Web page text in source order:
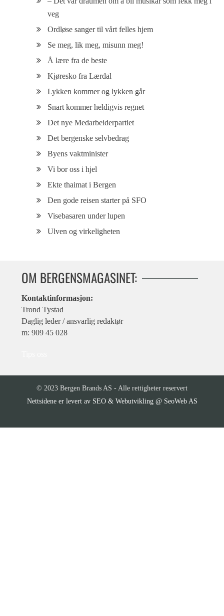
veg
Ordløse sanger til vårt felles hjem
Se meg, lik meg, misunn meg!
Å lære fra de beste
Kjøresko fra Lærdal
Lykken kommer og lykken går
Snart kommer heldigvis regnet
Det nye Medarbeiderpartiet
Det bergenske selvbedrag
Byens vaktminister
Vi bor oss i hjel
Ekte thaimat i Bergen
Den gode reisen starter på SFO
Visebasaren under lupen
Ulven og virkeligheten
OM BERGENSMAGASINET:
Kontaktinformasjon:
Trond Tystad
Daglig leder / ansvarlig redaktør
m: 909 45 028
© 2023 Bergen Brands AS - Alle rettigheter reservert
Nettsidene er levert av SEO & Webutvikling @ SeoWeb AS